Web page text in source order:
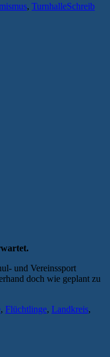
, TurnhalleSchreib
und Vereinssport
doch wie geplant zu
, Flüchtlinge, Landkreis,